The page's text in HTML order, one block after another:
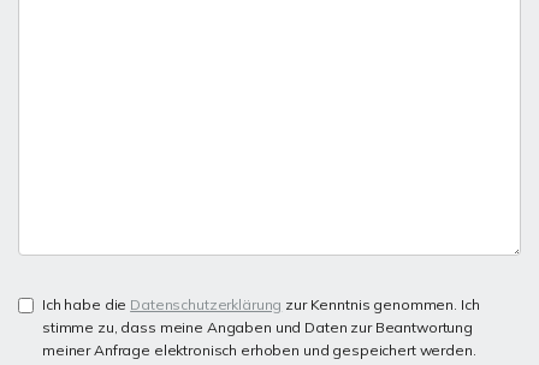
Ich habe die Datenschutzerklärung zur Kenntnis genommen. Ich
stimme zu, dass meine Angaben und Daten zur Beantwortung
meiner Anfrage elektronisch erhoben und gespeichert werden.